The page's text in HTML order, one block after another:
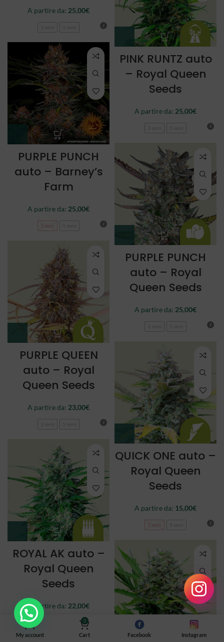
A partire da: 25,00€
PINK RUNTZ auto
– Royal Queen
Seeds
A partire da: 25,00€
PURPLE PUNCH
auto – Barney’s
Farm
A partire da: 25,00€
3 semi
PURPLE PUNCH
auto – Royal
Queen Seeds
A partire da: 25,00€
PURPLE QUEEN
auto – Royal
Queen Seeds
A partire da: 23,00€
QUICK ONE auto –
Royal Queen
Seeds
A partire da: 15,00€
3 semi
ROYAL AK auto –
Royal Queen
Seeds
A partire da: 22,00€
3 semi
My account
0
Cart Facebook Instagram